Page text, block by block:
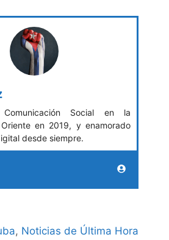
Social en la
en 2019, y enamorado
desde siempre.
, Noticias de Última Hora